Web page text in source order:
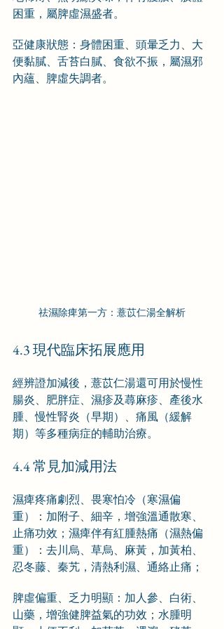
困重，屬脾虛濕盛者。
亞健康狀態：身體困重、頭暈乏力、大
便黏膩、舌苔白膩、食欲不振，屬濕邪
內蘊、脾虛失調者。
祛濕除痺第一方：薏苡仁湯全解析
4.3 現代臨床拓展應用
經辨證加減後，薏苡仁湯還可用於慢性
腸炎、肥胖症、濕疹及蕁麻疹、產後水
腫、慢性腎炎（早期）、痛風（緩解
期）等多種病症的輔助治療。
4.4 常見加減用法
濕痺疼痛劇烈、畏寒怕冷（寒濕偏
重）：加附子、細辛，增強溫通散寒、
止痛功效；濕痺伴有紅腫熱痛（濕熱偏
重）：去川烏、草烏、麻黃，加黃柏、
忍冬藤、秦艽，清熱利濕、通絡止痛；
脾虛偏重、乏力明顯：加人參、白術、
山藥，增強健脾益氣的功效；水腫明